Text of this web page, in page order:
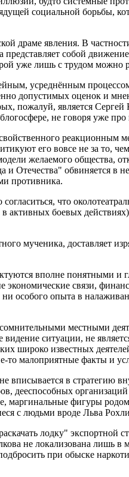
социальной борьбы,
драме явления. В
собой
уже лишь с трудом можно
усреднённым
допустимых оценок и
пожалуй, является
не говоря уже
реакционным
его вовсе не за то,
желаемого общества,
Отечества" обвиняется в
противника.
что
активных боевых
мученика, доставляет
вполне понятными и
связи,
особого опыта в
местными
видение ситуации, не
широко известных
малоприятные факты и
вписывается в стратегию
дееспособных
фигуры
с людьми вроде Льва
лодку"
не локализована лишь в
при обыске